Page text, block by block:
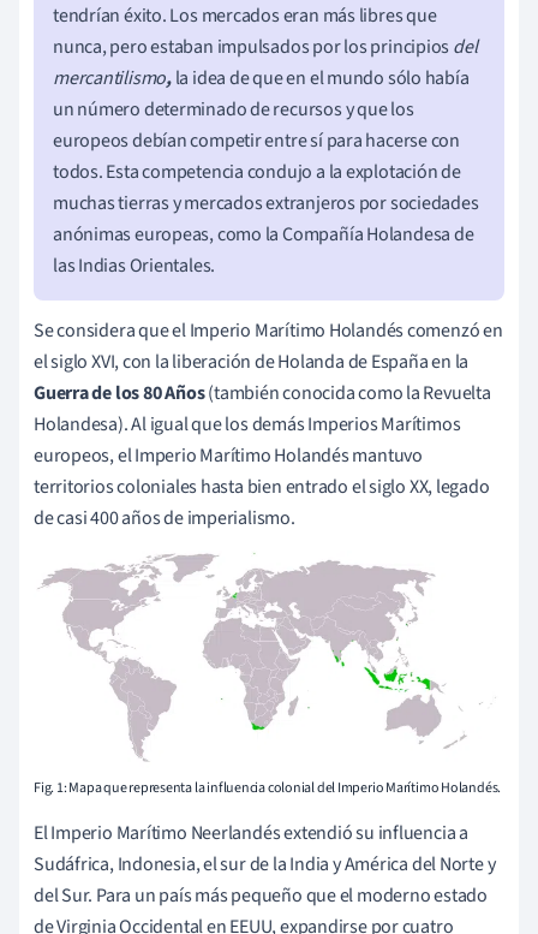
tendrían éxito. Los mercados eran más libres que
nunca, pero estaban impulsados por los principios del
mercantilismo,la idea de que en el mundo sólo había
un número determinado de recursos y que los
europeos debían competir entre sí para hacerse con
todos. Esta competencia condujo a la explotación de
muchas tierras y mercados extranjeros por sociedades
anónimas europeas, como la Compañía Holandesa de
las Indias Orientales.
Se considera que el Imperio Marítimo Holandés comenzó en
el siglo XVI, con la liberación de Holanda de España en la
Guerra de los 80 Años(también conocida como la Revuelta
Holandesa). Al igual que los demás Imperios Marítimos
europeos, el Imperio Marítimo Holandés mantuvo
territorios coloniales hasta bien entrado el siglo XX, legado
de casi 400 años de imperialismo.
Fig. 1: Mapa que representa la influencia colonial del Imperio Marítimo Holandés.
El Imperio Marítimo Neerlandés extendió su influencia a
Sudáfrica, Indonesia, el sur de la India y América del Norte y
del Sur. Para un país más pequeño que el moderno estado
de Virginia Occidental en EEUU, expandirse por cuatro